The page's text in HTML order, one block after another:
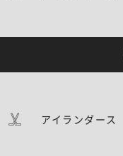
アイランダース